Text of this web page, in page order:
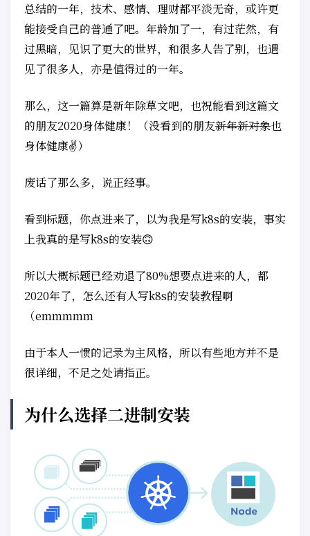
总结的一年，技术、感情、理财都平淡无奇，或许更
能接受自己的普通了吧。年龄加了一，有过茫然，有
过黑暗，见识了更大的世界，和很多人告了别，也遇
见了很多人，亦是值得过的一年。
那么，这一篇算是新年除草文吧，也祝能看到这篇文
的朋友2020身体健康！（没看到的朋友新年新对象也
身体健康✌）
废话了那么多，说正经事。
看到标题，你点进来了，以为我是写k8s的安装，事实
上我真的是写k8s的安装🙃
所以大概标题已经劝退了80%想要点进来的人，都
2020年了，怎么还有人写k8s的安装教程啊
（emmmmm
由于本人一惯的记录为主风格，所以有些地方并不是
很详细，不足之处请指正。
为什么选择二进制安装